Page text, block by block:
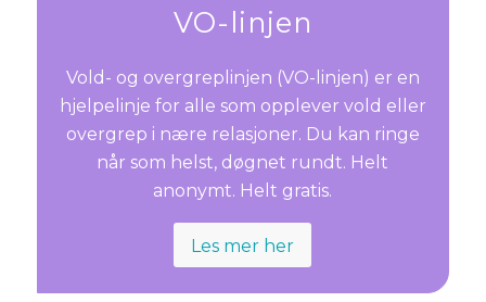
VO-linjen
Vold- og overgreplinjen (VO-linjen) er en
hjelpelinje for alle som opplever vold eller
overgrep i nære relasjoner. Du kan ringe
når som helst, døgnet rundt. Helt
anonymt. Helt gratis.
Les mer her